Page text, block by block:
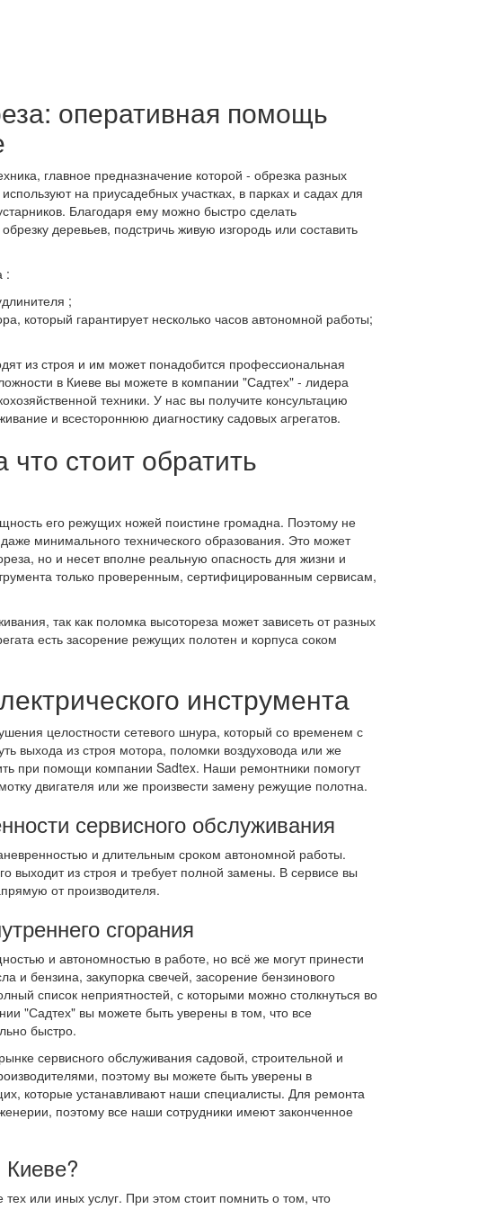
оперативная помощь
главное предназначение которой - обрезка разных
на приусадебных участках, в парках и садах для
Благодаря ему можно быстро сделать
деревьев, подстричь живую изгородь или составить
:
;
который гарантирует несколько часов автономной работы;
из строя и им может понадобится профессиональная
в Киеве вы можете в компании "Садтех" - лидера
техники. У нас вы получите консультацию
и всестороннюю диагностику садовых агрегатов.
стоит обратить
его режущих ножей поистине громадна. Поэтому не
минимального технического образования. Это может
но и несет вполне реальную опасность для жизни и
только проверенным, сертифицированным сервисам,
так как поломка высотореза может зависеть от разных
есть засорение режущих полотен и корпуса соком
инструмента
целостности сетевого шнура, который со временем с
выхода из строя мотора, поломки воздуховода или же
при помощи компании Sadtex. Наши ремонтники помогут
двигателя или же произвести замену режущие полотна.
сервисного обслуживания
и длительным сроком автономной работы.
из строя и требует полной замены. В сервисе вы
от производителя.
сгорания
и автономностью в работе, но всё же могут принести
и бензина, закупорка свечей, засорение бензинового
список неприятностей, с которыми можно столкнуться во
"Садтех" вы можете быть уверены в том, что все
быстро.
сервисного обслуживания садовой, строительной и
поэтому вы можете быть уверены в
которые устанавливают наши специалисты. Для ремонта
поэтому все наши сотрудники имеют законченное
Киеве?
или иных услуг. При этом стоит помнить о том, что